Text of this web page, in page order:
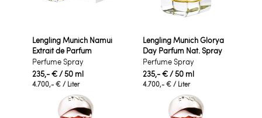
Lengling Munich Namui
Extrait de Parfum
Perfume Spray
235,- €/ 50 ml
4.700,- € / Liter
Lengling Munich Glorya
Day Parfum Nat. Spray
Perfume Spray
235,- €/ 50 ml
4.700,- € / Liter